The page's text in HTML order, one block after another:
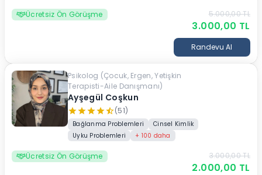
Ücretsiz Ön Görüşme 5.000,00TL
3.000,00 TL
Randevu Al
Ayşegül Coşkun
Psikolog (Çocuk, Ergen, Yetişkin
Terapisti-Aile Danışmanı)
(51)
Bağlanma Problemleri
Cinsel Kimlik
Uyku Problemleri
+ 100 daha
Ücretsiz Ön Görüşme 3.000,00TL
2.000,00 TL